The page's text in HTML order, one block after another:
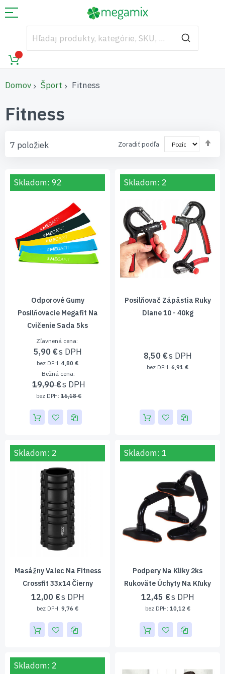
Domov Šport Fitness
Fitness
7 položiek Zoradiť podľa
Skladom: 92
Odporové Gumy
Posilňovacie Megafit Na
Cvičenie Sada 5ks
Zľavnená cena
5,90 €
4,80 €
Bežná cena
19,90 €
16,18 €
Skladom: 2
Posilňovač Zápästia Ruky
Dlane 10 - 40kg
8,50 €
6,91 €
Skladom: 2
Masážny Valec Na Fitness
Crossfit 33x14 Čierny
12,00 €
9,76 €
Skladom: 1
Podpery Na Kliky 2ks
Rukoväte Úchyty Na Kľuky
12,45 €
10,12 €
Skladom: 2